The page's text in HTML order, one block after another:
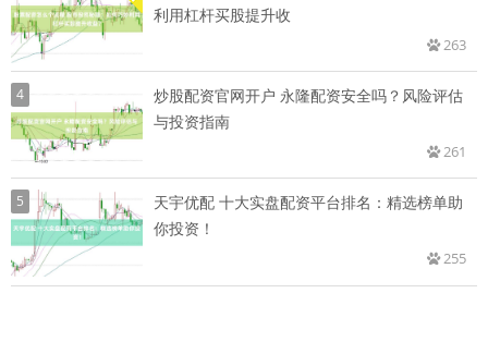
利用杠杆买股提升收
263
4
炒股配资官网开户 永隆配资安全吗？风险评估
与投资指南
261
5
天宇优配 十大实盘配资平台排名：精选榜单助
你投资！
255